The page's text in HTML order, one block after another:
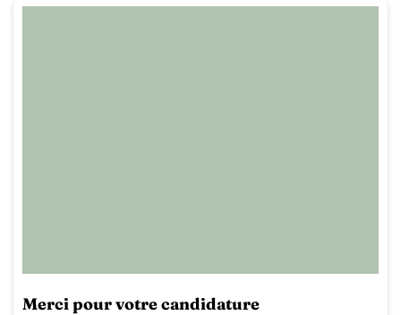
Merci pour votre candidature